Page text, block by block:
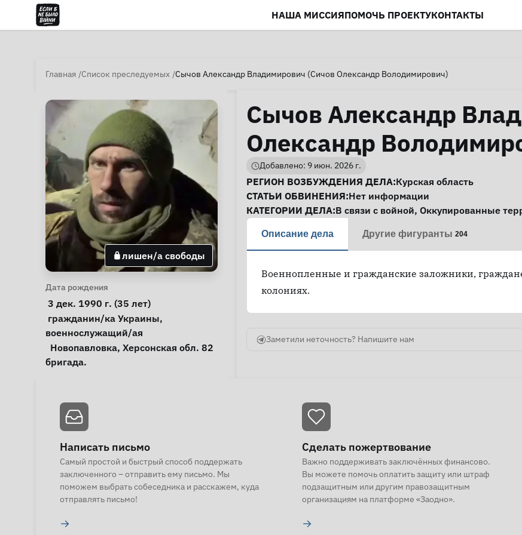
НАША МИССИЯПОМОЧЬ ПРОЕКТУКОНТАКТЫ
Главная Список преследуемых Сычов Александр Владимирович (Сичов Олександр Володимирович)
лишен/а свободы
Личная информация
Дата рождения
3 дек. 1990 г. (35 лет)
Особые обстоятельства
гражданин/ка Украины
военнослужащий/ая
Примечания
бригада.
Сычов Александр
Олександр
Добавлено: 9 июн. 2026 г.
Информация о деле
РЕГИОН ВОЗБУЖДЕНИЯ ДЕЛА:Курская область
СТАТЬИ ОБВИНЕНИЯ:Нет информации
КАТЕГОРИИ ДЕЛА:В связи с войной, Оккупированные
Описание дела Другие фигуранты 204
Военнопленные и гражданские заложники,
колониях.
Заметили неточность? Напишите нам
Написать письмо
Самый простой и быстрый способ поддержать
заключенного – отправить ему письмо. Мы
поможем выбрать собеседника и расскажем, куда
отправлять письмо!
→
Сделать пожертвование
Важно поддерживать заключённых финансово.
Вы можете помочь оплатить защиту или штраф
подзащитным или другим правозащитным
организациям на платформе «Заодно».
→